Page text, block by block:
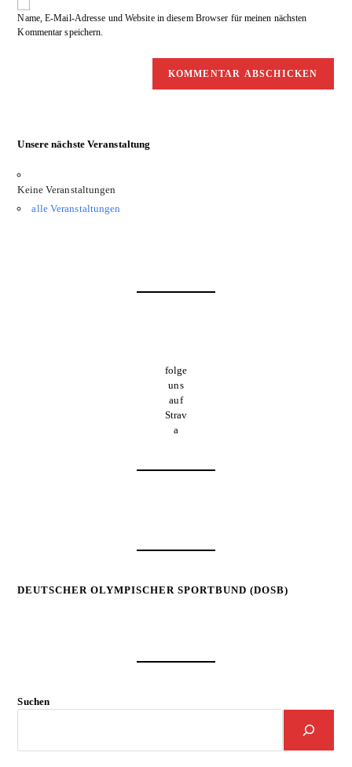
Kommentieren
ein
URL
ein
Name, E-Mail-Adresse und Website in diesem Browser für meinen nächsten
Kommentar speichern.
Unsere nächste Veranstaltung
Keine Veranstaltungen
alle Veranstaltungen
folge
uns
auf
Strav
a
DEUTSCHER OLYMPISCHER SPORTBUND (DOSB)
Suchen